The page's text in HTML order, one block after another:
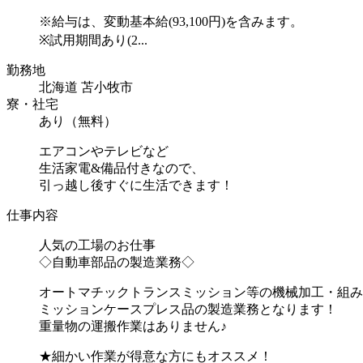
※給与は、変動基本給(93,100円)を含みます。
※試用期間あり(2...
勤務地
北海道 苫小牧市
寮・社宅
あり（無料）
エアコンやテレビなど
生活家電&備品付きなので、
引っ越し後すぐに生活できます！
仕事内容
人気の工場のお仕事
◇自動車部品の製造業務◇
オートマチックトランスミッション等の機械加工・組
ミッションケースプレス品の製造業務となります！
重量物の運搬作業はありません♪
★細かい作業が得意な方にもオススメ！